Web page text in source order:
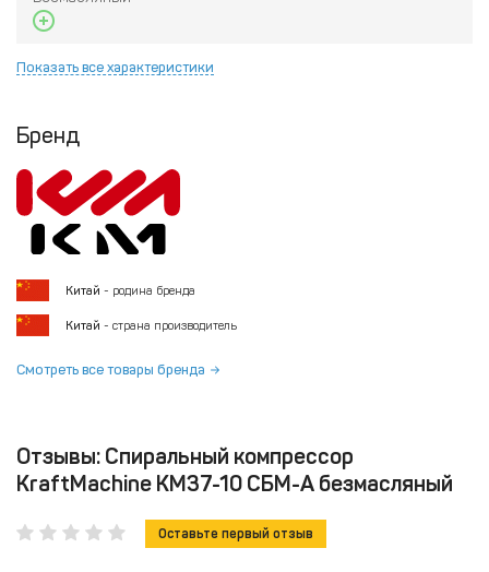
Показать все характеристики
Бренд
Китай - родина бренда
Китай - страна производитель
Смотреть все товары бренда
Отзывы: Спиральный компрессор
KraftMachine КМ37-10 СБМ-А безмасляный
Оставьте первый отзыв